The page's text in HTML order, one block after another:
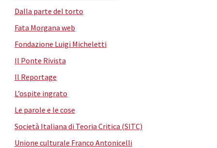
Dalla parte del torto
Fata Morgana web
Fondazione Luigi Micheletti
Il Ponte Rivista
Il Reportage
L’ospite ingrato
Le parole e le cose
Società Italiana di Teoria Critica (SITC)
Unione culturale Franco Antonicelli